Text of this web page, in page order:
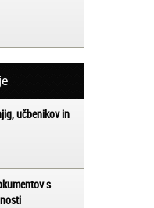
učbenikov in
s